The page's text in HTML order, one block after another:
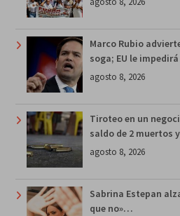
Marco Rubio
soga; EU le
agosto 8, 2026
Tiroteo en un
saldo de 2 muertos
agosto 8, 2026
Sabrina Estepan
que no»…